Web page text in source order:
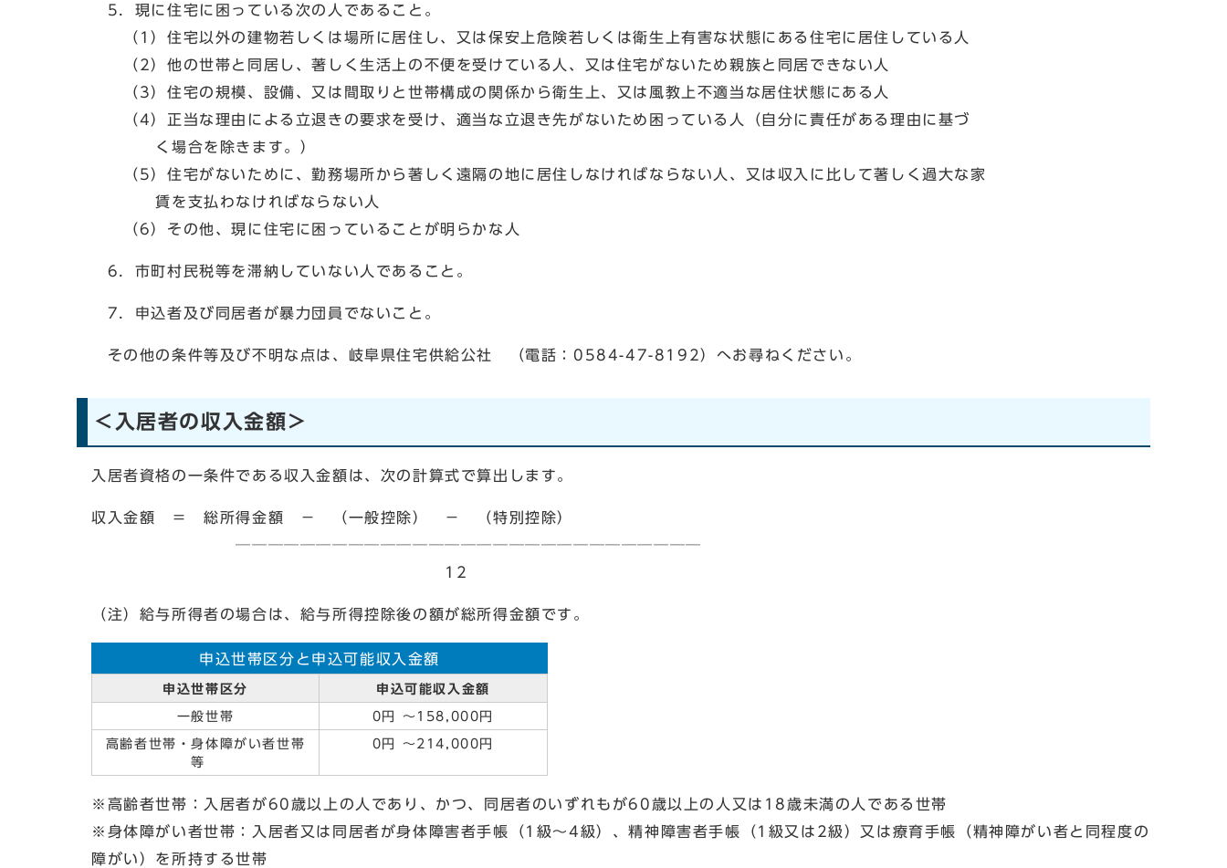
5．現に住宅に困っている次の人であること。
（1）住宅以外の建物若しくは場所に居住し、又は保安上危険若しくは衛生上有害な状態にある住宅に居住している人
（2）他の世帯と同居し、著しく生活上の不便を受けている人、又は住宅がないため親族と同居できない人
（3）住宅の規模、設備、又は間取りと世帯構成の関係から衛生上、又は風教上不適当な居住状態にある人
（4）正当な理由による立退きの要求を受け、適当な立退き先がないため困っている人（自分に責任がある理由に基づ
く場合を除きます。）
（5）住宅がないために、勤務場所から著しく遠隔の地に居住しなければならない人、又は収入に比して著しく過大な家
賃を支払わなければならない人
（6）その他、現に住宅に困っていることが明らかな人
6．市町村民税等を滞納していない人であること。
7．申込者及び同居者が暴力団員でないこと。
その他の条件等及び不明な点は、岐阜県住宅供給公社 （電話：0584-47-8192）へお尋ねください。
＜入居者の収入金額＞
入居者資格の一条件である収入金額は、次の計算式で算出します。
収入金額 ＝ 総所得金額 － （一般控除） － （特別控除）
─────────────────────────────
12
（注）給与所得者の場合は、給与所得控除後の額が総所得金額です。
申込世帯区分と申込可能収入金額
申込世帯区分 申込可能収入金額
一般世帯 0円 ～158,000円
高齢者世帯・身体障がい者世帯
等
0円 ～214,000円
※高齢者世帯：入居者が60歳以上の人であり、かつ、同居者のいずれもが60歳以上の人又は18歳未満の人である世帯
※身体障がい者世帯：入居者又は同居者が身体障害者手帳（1級～4級）、精神障害者手帳（1級又は2級）又は療育手帳（精神障がい者と同程度の
障がい）を所持する世帯